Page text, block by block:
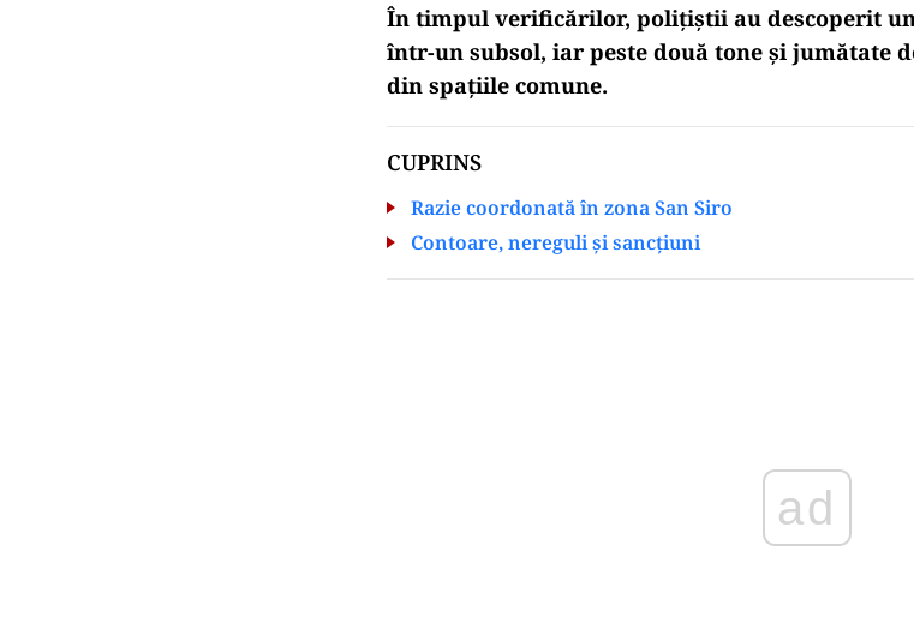
În timpul verificărilor, polițiștii au descoperit
într-un subsol, iar peste două tone și jumătate
din spațiile comune.
CUPRINS
Razie coordonată în zona San Siro
Contoare, nereguli și sancțiuni